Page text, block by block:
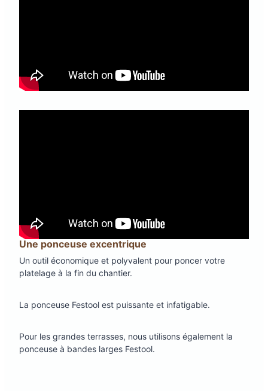
Une ponceuse excentrique
Un outil économique et polyvalent pour poncer votre
platelage à la fin du chantier.
La ponceuse Festool est puissante et infatigable.
Pour les grandes terrasses, nous utilisons également la
ponceuse à bandes larges Festool.